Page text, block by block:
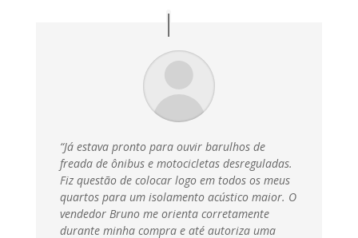
“Já estava pronto para ouvir barulhos de
freada de ônibus e motocicletas desreguladas.
Fiz questão de colocar logo em todos os meus
quartos para um isolamento acústico maior. O
vendedor Bruno me orienta corretamente
durante minha compra e até autoriza uma